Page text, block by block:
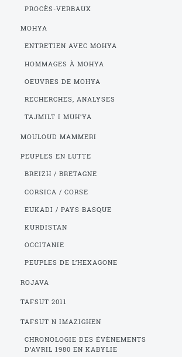
PROCÈS-VERBAUX
MOHYA
ENTRETIEN AVEC MOHYA
HOMMAGES À MOHYA
OEUVRES DE MOHYA
RECHERCHES, ANALYSES
TAJMILT I MUH’YA
MOULOUD MAMMERI
PEUPLES EN LUTTE
BREIZH / BRETAGNE
CORSICA / CORSE
EUKADI / PAYS BASQUE
KURDISTAN
OCCITANIE
PEUPLES DE L’HEXAGONE
ROJAVA
TAFSUT 2011
TAFSUT N IMAZIGHEN
CHRONOLOGIE DES ÉVÈNEMENTS
D’AVRIL 1980 EN KABYLIE